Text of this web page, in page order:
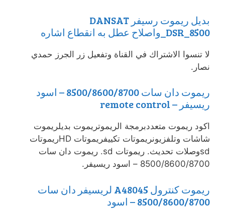
بديل ريموت رسيفر DANSAT
_DSR_8500واصلاح عطل به انقطاع اشاره
لا تنسوا الاشتراك في القناة وتفعيل زر الجرز حمدي
نصار.
ريموت دان سات 8500/8600/8700 – اسود
ريسيفر – remote control
اكود ريموت متعددبرمجة الريموتريموت بديلريموت
شاشات وتلفزيونريموتات تكييفريموتات HDريموتات
sdوصلات تحديث. ريموتات sd. ريموت دان سات
8500/8600/8700 – اسود ريسيفر.
ريموت كنترول A48045 لريسيفر دان سات
8500/8600/8700 – اسود